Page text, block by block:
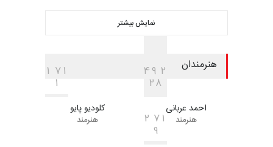
نمایش بیشتر
هنرمندان 49 2
28
احمد عربانی
هنرمند
1 71
1
کلودیو پایو
هنرمند 2 71
9